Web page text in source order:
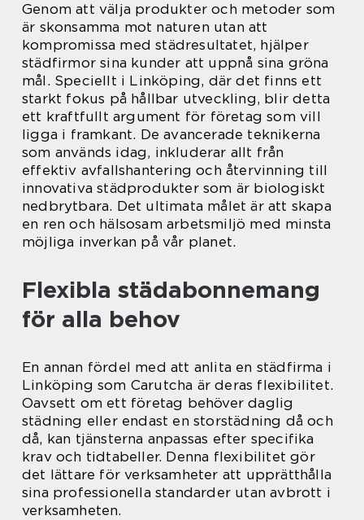
Genom att välja produkter och metoder som
är skonsamma mot naturen utan att
kompromissa med städresultatet, hjälper
städfirmor sina kunder att uppnå sina gröna
mål. Speciellt i Linköping, där det finns ett
starkt fokus på hållbar utveckling, blir detta
ett kraftfullt argument för företag som vill
ligga i framkant. De avancerade teknikerna
som används idag, inkluderar allt från
effektiv avfallshantering och återvinning till
innovativa städprodukter som är biologiskt
nedbrytbara. Det ultimata målet är att skapa
en ren och hälsosam arbetsmiljö med minsta
möjliga inverkan på vår planet.
Flexibla städabonnemang
för alla behov
En annan fördel med att anlita en städfirma i
Linköping som Carutcha är deras flexibilitet.
Oavsett om ett företag behöver daglig
städning eller endast en storstädning då och
då, kan tjänsterna anpassas efter specifika
krav och tidtabeller. Denna flexibilitet gör
det lättare för verksamheter att upprätthålla
sina professionella standarder utan avbrott i
verksamheten.